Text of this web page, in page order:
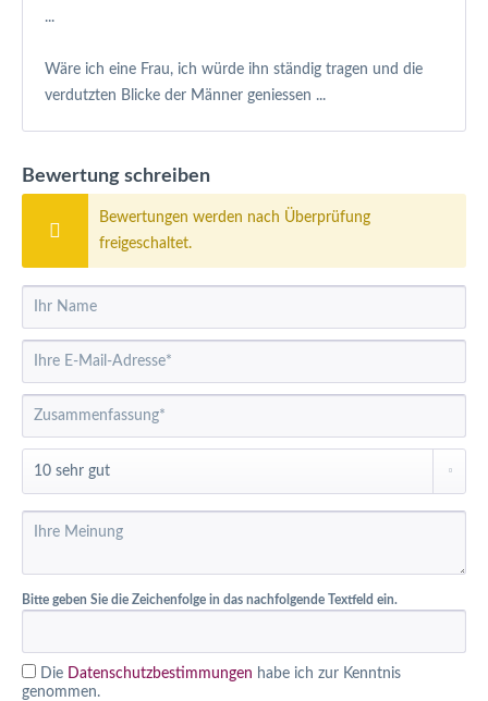
...
Wäre ich eine Frau, ich würde ihn ständig tragen und die
verdutzten Blicke der Männer geniessen ...
Bewertung schreiben
Bewertungen werden nach Überprüfung
freigeschaltet.
Bitte geben Sie die Zeichenfolge in das nachfolgende Textfeld ein.
Die Datenschutzbestimmungen habe ich zur Kenntnis
genommen.